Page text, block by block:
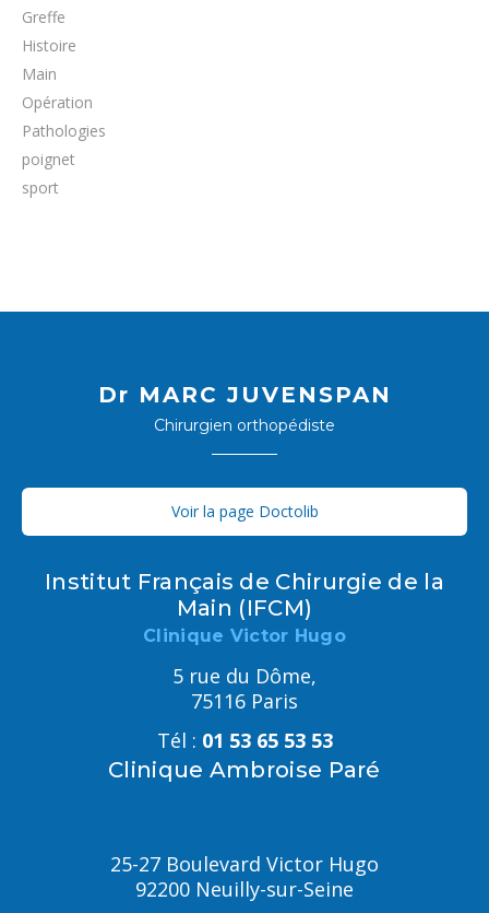
Greffe
Histoire
Main
Opération
Pathologies
poignet
sport
Dr MARC JUVENSPAN
Chirurgien orthopédiste
Voir la page Doctolib
Institut Français de Chirurgie de la
Main (IFCM)
Clinique Victor Hugo
5 rue du Dôme,
75116 Paris
Tél : 01 53 65 53 53
Clinique Ambroise Paré
25-27 Boulevard Victor Hugo
92200 Neuilly-sur-Seine